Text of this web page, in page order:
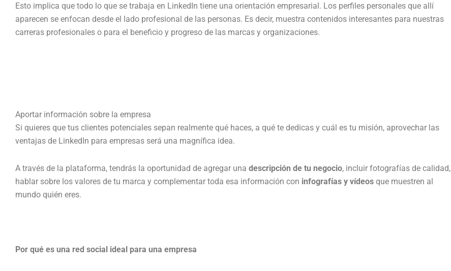
Esto implica que todo lo que se trabaja en LinkedIn tiene una orientación empresarial. Los perfiles personales que allí
aparecen se enfocan desde el lado profesional de las personas. Es decir, muestra contenidos interesantes para nuestras
carreras profesionales o para el beneficio y progreso de las marcas y organizaciones.
Aportar información sobre la empresa
Si quieres que tus clientes potenciales sepan realmente qué haces, a qué te dedicas y cuál es tu misión, aprovechar las
ventajas de LinkedIn para empresas será una magnífica idea.
A través de la plataforma, tendrás la oportunidad de agregar una descripción de tu negocio, incluir fotografías de calidad,
hablar sobre los valores de tu marca y complementar toda esa información con infografías y vídeos que muestren al
mundo quién eres.
Por qué es una red social ideal para una empresa